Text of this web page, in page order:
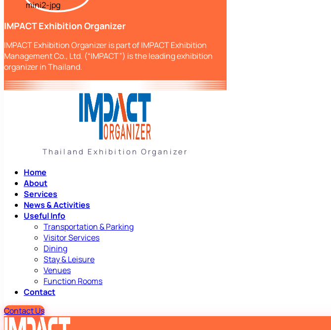
IMPACT Exhibition Organizer
IMPACT Exhibition Organizer is part of IMPACT Exhibition
Management Co., Ltd. (“IMPACT”) is the leading exhibition
organizer in Thailand.
Thailand Exhibition Organizer
Home
About
Services
News & Activities
Useful Info
Transportation & Parking
Visitor Services
Dining
Stay & Leisure
Venues
Function Rooms
Contact
Contact Us